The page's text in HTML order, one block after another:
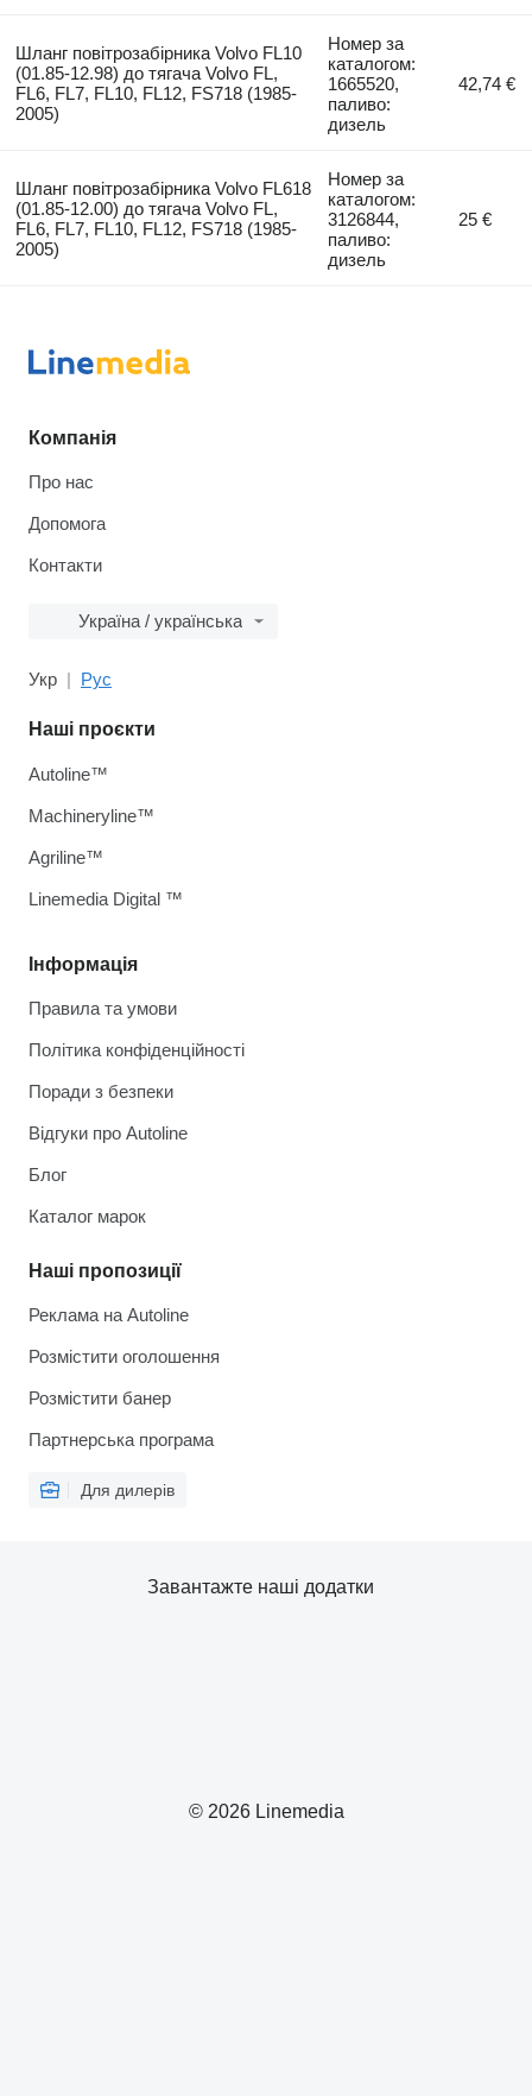
Шланг повітрозабірника Volvo FL10
(01.85-12.98) до тягача Volvo FL,
FL6, FL7, FL10, FL12, FS718 (1985-
2005)
Номер за
каталогом:
1665520,
паливо:
дизель
42,74 €
Шланг повітрозабірника Volvo FL618
(01.85-12.00) до тягача Volvo FL,
FL6, FL7, FL10, FL12, FS718 (1985-
2005)
Номер за
каталогом:
3126844,
паливо:
дизель
25 €
Компанія
Про нас
Допомога
Контакти
Україна / українська
Укр Рус
Інформація
Правила та умови
Політика конфіденційності
Поради з безпеки
Відгуки про Autoline
Блог
Каталог марок
Наші пропозиції
Реклама на Autoline
Розмістити оголошення
Розмістити банер
Партнерська програма
Для дилерів
Наші проєкти
Autoline™
Machineryline™
Agriline™
Linemedia Digital ™
© 2026 Linemedia
Завантажте наші додатки